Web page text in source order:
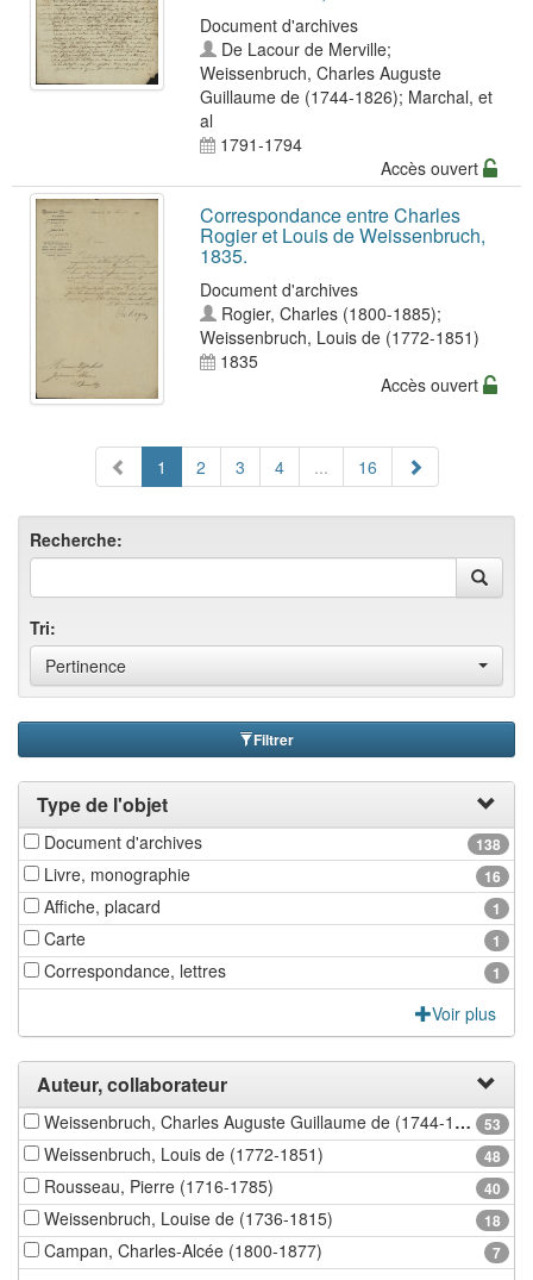
Document d'archives
De Lacour de Merville;
Weissenbruch, Charles Auguste
Guillaume de (1744-1826); Marchal, et
al
1791-1794
Accès ouvert
Correspondance entre Charles
Rogier et Louis de Weissenbruch,
1835.
Document d'archives
Rogier, Charles (1800-1885);
Weissenbruch, Louis de (1772-1851)
1835
Accès ouvert
1 2 3 4 ... 16
Recherche:
Tri:
Pertinence
Filtrer
Type de l'objet
138
Document d'archives
16
Livre, monographie
1
Affiche, placard
1
Carte
1
Correspondance, lettres
Voir plus
Auteur, collaborateur
53
Weissenbruch, Charles Auguste Guillaume de (1744-1826)
48
Weissenbruch, Louis de (1772-1851)
40
Rousseau, Pierre (1716-1785)
18
Weissenbruch, Louise de (1736-1815)
7
Campan, Charles-Alcée (1800-1877)